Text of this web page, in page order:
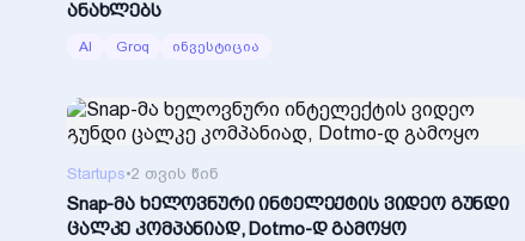
ანახლებს
AI Groq ინვესტიცია
Startups•2 თვის წინ
Snap-მა ხელოვნური ინტელექტის ვიდეო გუნდი
ცალკე კომპანიად, Dotmo-დ გამოყო